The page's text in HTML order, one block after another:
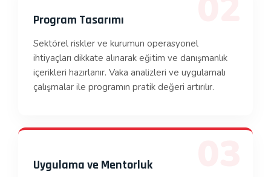
Program Tasarımı
Sektörel riskler ve kurumun operasyonel
ihtiyaçları dikkate alınarak eğitim ve danışmanlık
içerikleri hazırlanır. Vaka analizleri ve uygulamalı
çalışmalar ile programın pratik değeri artırılır.
Uygulama ve Mentorluk